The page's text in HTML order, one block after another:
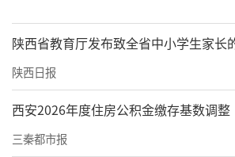
据《史记》记载，郑国渠从
公里处的泾河瓠口凿渠引水，
北高、东南低的地形实现了自
横过冶峪、清峪、浊峪、石
阳、三原、高陵等地入洛河，绵
田280万亩，被誉为“天下第一
陕西省教育厅发布致全省中小学生家长
陕西日报
西安2026年度住房公积金缴存基数调整
三秦都市报